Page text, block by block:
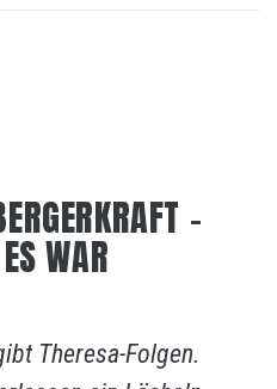
–
WAR
Theresa-Folgen.